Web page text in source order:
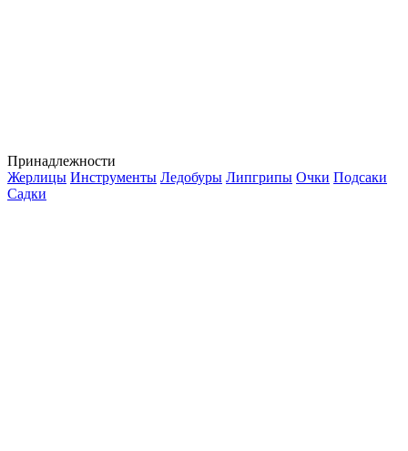
Принадлежности
Жерлицы Инструменты Ледобуры Липгрипы Очки Подсаки
Садки